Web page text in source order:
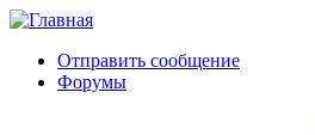
Отправить сообщение
Форумы